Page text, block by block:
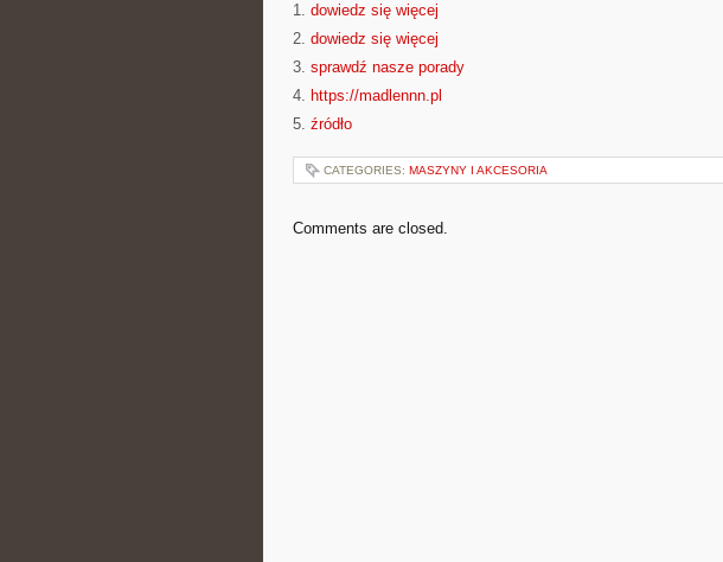
1. dowiedz się więcej
2. dowiedz się więcej
3. sprawdź nasze porady
4. https://madlennn.pl
5. źródło
CATEGORIES: MASZYNY I AKCESORIA
Comments are closed.